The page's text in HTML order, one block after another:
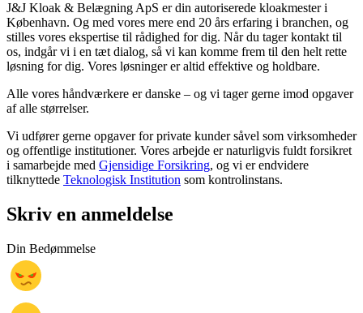
J&J Kloak & Belægning ApS er din autoriserede kloakmester i
København. Og med vores mere end 20 års erfaring i branchen, og
stilles vores ekspertise til rådighed for dig. Når du tager kontakt til
os, indgår vi i en tæt dialog, så vi kan komme frem til den helt rette
løsning for dig. Vores løsninger er altid effektive og holdbare.
Alle vores håndværkere er danske – og vi tager gerne imod opgaver
af alle størrelser.
Vi udfører gerne opgaver for private kunder såvel som virksomheder
og offentlige institutioner. Vores arbejde er naturligvis fuldt forsikret
i samarbejde med Gjensidige Forsikring, og vi er endvidere
tilknyttede Teknologisk Institution som kontrolinstans.
Skriv en anmeldelse
Din Bedømmelse